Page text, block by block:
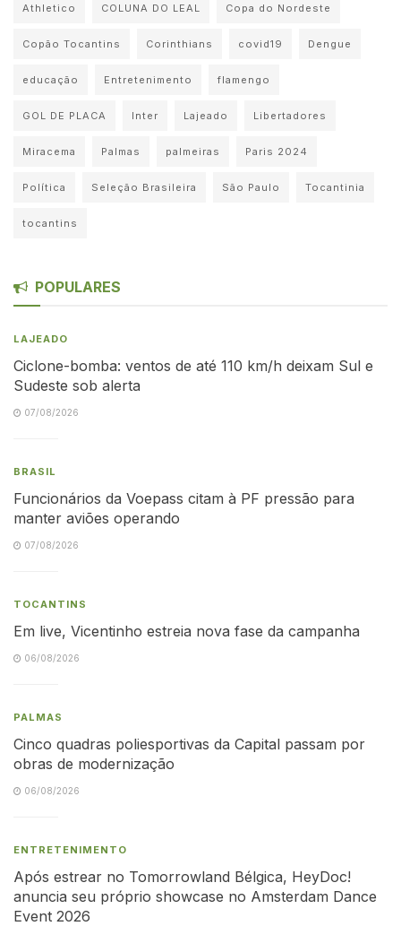
Athletico COLUNA DO LEAL Copa do Nordeste
Copão Tocantins Corinthians covid19 Dengue
educação Entretenimento flamengo
GOL DE PLACA Inter Lajeado Libertadores
Miracema Palmas palmeiras Paris 2024
Política Seleção Brasileira São Paulo Tocantinia
tocantins
POPULARES
LAJEADO
Ciclone-bomba: ventos de até 110 km/h deixam Sul e
Sudeste sob alerta
07/08/2026
BRASIL
Funcionários da Voepass citam à PF pressão para
manter aviões operando
07/08/2026
TOCANTINS
Em live, Vicentinho estreia nova fase da campanha
06/08/2026
PALMAS
Cinco quadras poliesportivas da Capital passam por
obras de modernização
06/08/2026
ENTRETENIMENTO
Após estrear no Tomorrowland Bélgica, HeyDoc!
anuncia seu próprio showcase no Amsterdam Dance
Event 2026